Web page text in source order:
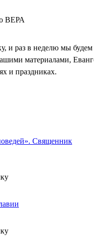
ВЕРА
и раз в неделю мы будем
материалами,
и праздниках.
Священник